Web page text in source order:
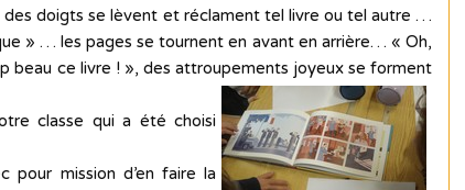
des doigts se lèvent et réclament tel livre ou tel autre …
» … les pages se tournent en avant en arrière… « Oh,
beau ce livre ! », des attroupements joyeux se forment
classe qui a été choisi
pour mission d’en faire la